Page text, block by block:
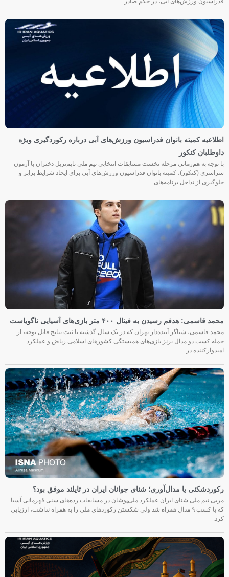
اطلاعیه کمیته بانوان فدراسیون ورزش‌های آبی درباره رکوردگیری ویژه
داوطلبان کنکور
با توجه به هم‌زمانی مرحله نخست مسابقات انتخابی تیم ملی تایم‌تریل دختران با آزمون
سراسری (کنکور)، کمیته بانوان فدراسیون ورزش‌های آبی برای ایجاد شرایط برابر و
جلوگیری از تداخل برنامه‌های
محمد قاسمی: هدفم رسیدن به فینال ۴۰۰ متر بازی‌های آسیایی ناگویاست
محمد قاسمی، شناگر آینده‌دار تهران که در یک سال گذشته با ثبت نتایج قابل توجه، از
جمله کسب دو مدال برنز بازی‌های همبستگی کشورهای اسلامی ریاض و عملکرد
امیدوارکننده در
رکوردشکنی یا مدال‌آوری؛ شنای جوانان ایران در تایلند موفق بود؟
مربی تیم ملی شنای ایران عملکرد ملی‌پوشان در مسابقات رده‌های سنی قهرمانی آسیا
که با کسب ۹ مدال همراه شد ولی شکستن رکوردهای ملی را به همراه نداشت، ارزیابی
کرد.